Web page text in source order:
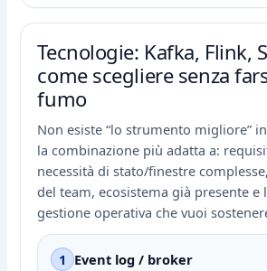
Tecnologie: Kafka, Flink,
come scegliere senza
fumo
Non esiste “lo strumento migliore”
la combinazione più adatta a:
necessità di stato/finestre
del team, ecosistema già presente e
gestione operativa che vuoi
1 Event log / broker